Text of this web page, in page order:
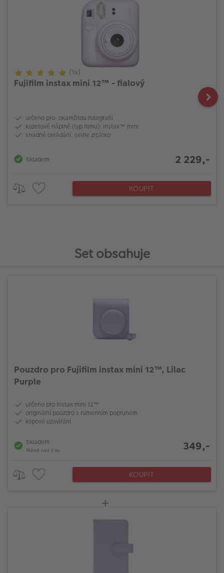
(1x)
Fujifilm instax mini 12™ - fialový
určeno pro: okamžitou fotografii
kazetové náplně (typ filmu): instax™ mini
snadné ovládání, selfie zrcátko
Skladem 2 229,-
KOUPIT
Set obsahuje
Pouzdro pro Fujifilm instax mini 12™, Lilac
Purple
určeno pro instax mini 12™
originální pouzdro s ramenním popruhem
klipové uzavírání
Skladem
Méně než 3 ks 349,-
KOUPIT